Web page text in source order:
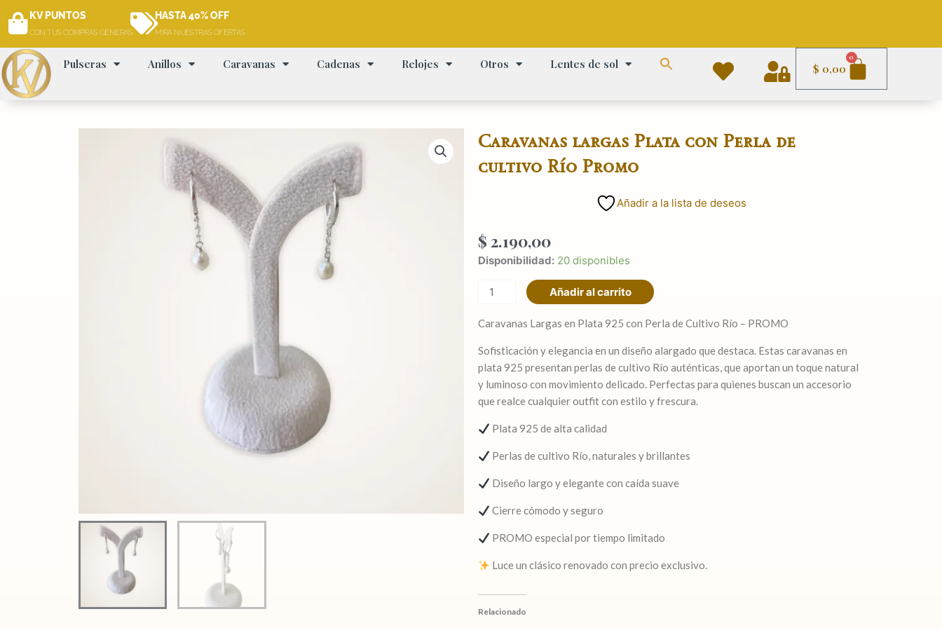
KV PUNTOS
CON TUS COMPRAS GENERAS
HASTA 40% OFF
MIRA NUESTRAS OFERTAS
Pulseras Anillos Caravanas Cadenas Relojes Otros Lentes de sol $ 0,00
0
Carrito
Caravanas largas Plata con Perla de
cultivo Río Promo
Añadir a la lista de deseos
$ 2.190,00
Disponibilidad: 20 disponibles
Caravanas
Plata
Perla
de
cultivo
Río
Promo
cantidad
Añadir al carrito
Caravanas Largas en Plata 925 con Perla de Cultivo Río – PROMO
Sofisticación y elegancia en un diseño alargado que destaca. Estas caravanas en
plata 925 presentan perlas de cultivo Río auténticas, que aportan un toque natural
y luminoso con movimiento delicado. Perfectas para quienes buscan un accesorio
que realce cualquier outfit con estilo y frescura.
Plata 925 de alta calidad
Perlas de cultivo Río, naturales y brillantes
Diseño largo y elegante con caída suave
Cierre cómodo y seguro
PROMO especial por tiempo limitado
Luce un clásico renovado con precio exclusivo.
Relacionado